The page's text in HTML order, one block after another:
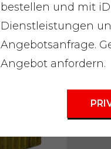
Sperrmüll
bestellen und mit
Dienstleistungen
Angebotsanfrage.
Angebot anfordern.